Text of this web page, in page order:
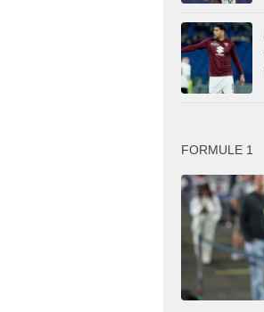
FORMULE 1